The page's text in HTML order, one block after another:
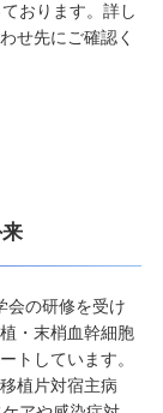
おります。詳し
せ先にご確認く
会の研修を受け
・末梢血幹細胞
トしています。
植片対宿主病